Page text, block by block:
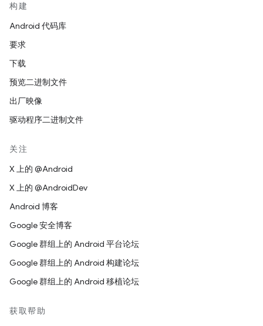
构建
Android 代码库
要求
下载
预览二进制文件
出厂映像
驱动程序二进制文件
关注
X 上的 @Android
X 上的 @AndroidDev
Android 博客
Google 安全博客
Google 群组上的 Android 平台论坛
Google 群组上的 Android 构建论坛
Google 群组上的 Android 移植论坛
获取帮助